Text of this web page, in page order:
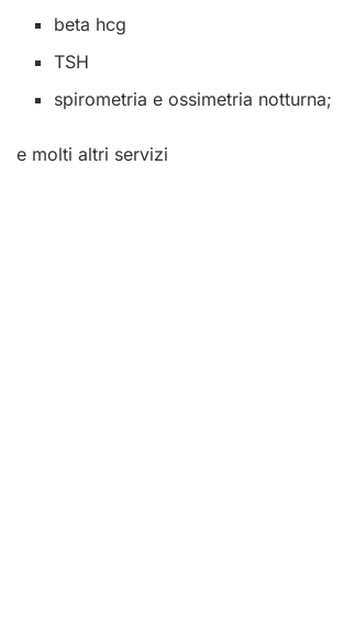
beta hcg
TSH
spirometria e ossimetria notturna;
e molti altri servizi